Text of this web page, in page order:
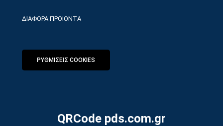
ΔΙΑΦΟΡΑ ΠΡΟΙΟΝΤΑ
ΡΥΘΜΙΣΕΙΣ COOKIES
QRCode pds.com.gr